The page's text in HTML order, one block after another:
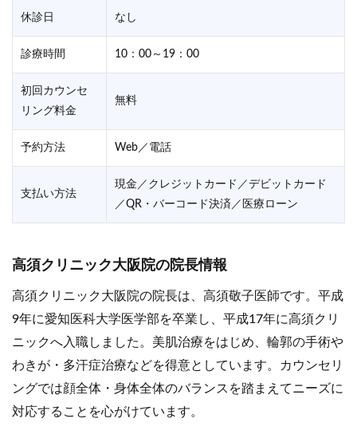
休診日 なし
診療時間 10：00～19：00
初回カウンセ
リング料金
無料
予約方法 Web／電話
支払い方法
現金／クレジットカード／デビットカード
／QR・バーコード決済／医療ローン
高須クリニック大阪院の院長情報
高須クリニック大阪院の院長は、高須敬子医師です。平成
9年に愛知医科大学医学部を卒業し、平成17年に高須クリ
ニックへ入職しました。美肌治療をはじめ、輪郭の手術や
わきが・多汗症治療などを得意としています。カウンセリ
ングでは顔全体・身体全体のバランスを踏まえてニーズに
対応することを心がけています。